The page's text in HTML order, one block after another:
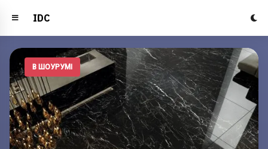
IDC
'; В ШОУРУМІ